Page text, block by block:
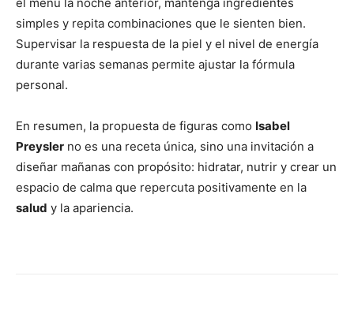
el menú la noche anterior, mantenga ingredientes
simples y repita combinaciones que le sienten bien.
Supervisar la respuesta de la piel y el nivel de energía
durante varias semanas permite ajustar la fórmula
personal.
En resumen, la propuesta de figuras como Isabel
Preysler no es una receta única, sino una invitación a
diseñar mañanas con propósito: hidratar, nutrir y crear un
espacio de calma que repercuta positivamente en la
salud y la apariencia.